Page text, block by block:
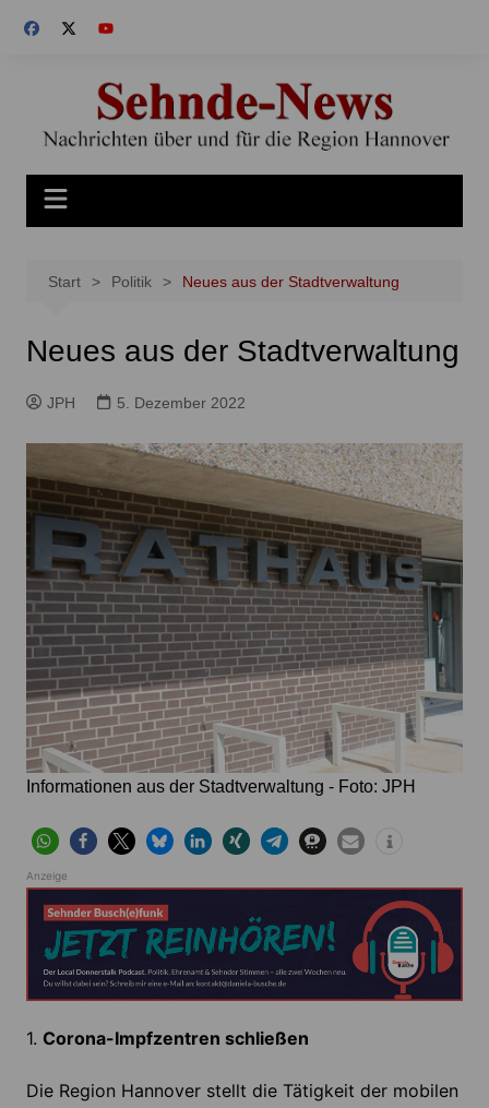
Inhalt
Start Politik Neues aus der Stadtverwaltung
Neues aus der Stadtverwaltung
JPH 5. Dezember 2022
Informationen aus der Stadtverwaltung - Foto: JPH
Anzeige
1. Corona-Impfzentren schließen
Die Region Hannover stellt die Tätigkeit der mobilen